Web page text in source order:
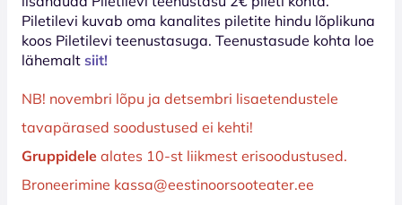
Piletilevi kuvab oma kanalites piletite hindu lõplikuna
koos Piletilevi teenustasuga. Teenustasude kohta loe
lähemalt siit!
NB! novembri lõpu ja detsembri lisaetendustele
tavapärased soodustused ei kehti!
Gruppidele alates 10-st liikmest erisoodustused.
Broneerimine kassa@eestinoorsooteater.ee